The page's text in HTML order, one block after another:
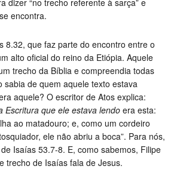
dizer “no trecho referente à sarça” e
encontra.
8.32, que faz parte do encontro entre o
alto oficial do reino da Etiópia. Aquele
trecho da Bíblia e compreendia todas
sabia de quem aquele texto estava
aquele? O escritor de Atos explica:
Escritura que ele estava lendo era esta:
ao matadouro; e, como um cordeiro
ele não abriu a boca”. Para nós,
Isaías 53.7-8. E, como sabemos, Filipe
trecho de Isaías fala de Jesus.